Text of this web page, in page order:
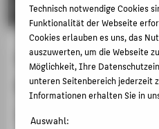
FORSCHUNG
A Spectral
Restore a faded
1945
HOCHSCHULE
CAMPUS
STUDIUM
LEHRE
Technisch notwendige Cookies
Funktionalität der Webseite
Cookies erlauben es uns, das
auszuwerten, um die Webseite
Möglichkeit, Ihre
unteren Seitenbereich jederzeit
Informationen erhalten Sie in
Auswahl: